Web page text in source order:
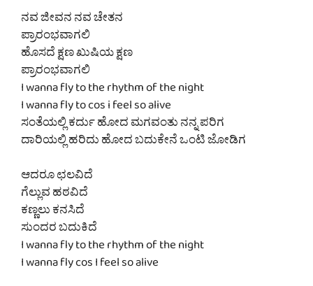
ನವ ಜೀವನ ನವ ಚೇತನ
ಪ್ರಾರಂಭವಾಗಲಿ
ಹೊಸದೆ ಕ್ಷಣ ಖುಷಿಯ ಕ್ಷಣ
ಪ್ರಾರಂಭವಾಗಲಿ
I wanna fly to the rhythm of the night
I wanna fly to cos i feel so alive
ಸಂತೆಯಲ್ಲಿ ಕರ್ದು ಹೋದ ಮಗವಂತು ನನ್ನ ಪರಿಗ
ದಾರಿಯಲ್ಲಿ ಹರಿದು ಹೋದ ಬದುಕೇನೆ ಒಂಟಿ ಜೋಡಿಗ
ಆದರೂ ಛಲವಿದೆ
ಗೆಲ್ಲುವ ಹಠವಿದೆ
ಕಣ್ಣಲು ಕನಸಿದೆ
ಸುಂದರ ಬದುಕಿದೆ
I wanna fly to the rhythm of the night
I wanna fly cos I feel so alive